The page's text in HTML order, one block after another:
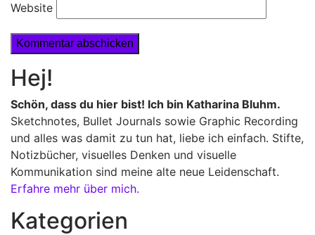
Website
Hej!
Schön, dass du hier bist! Ich bin Katharina Bluhm.
Sketchnotes, Bullet Journals sowie Graphic Recording
und alles was damit zu tun hat, liebe ich einfach. Stifte,
Notizbücher, visuelles Denken und visuelle
Kommunikation sind meine alte neue Leidenschaft.
Erfahre mehr über mich.
Kategorien